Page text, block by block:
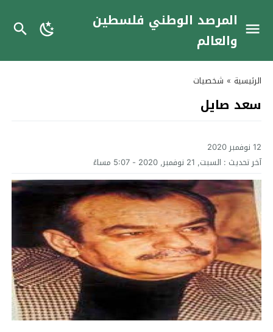
المرصد الوطني فلسطين
والعالم
الرئيسية » شخصيات
سعد صايل
12 نوفمبر 2020
آخر تحديث : السبت, 21 نوفمبر, 2020 - 5:07 مساءً